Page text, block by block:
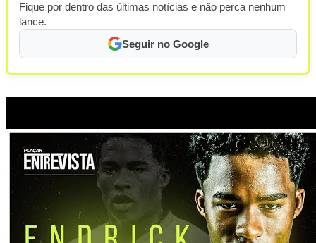
Fique por dentro das últimas notícias e não perca nenhum
lance.
Seguir no Google